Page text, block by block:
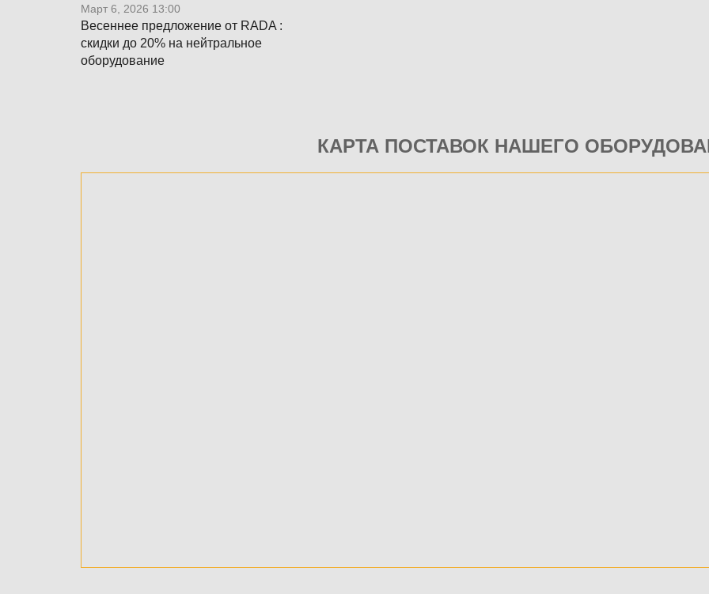
Март 6, 2026 13:00
Весеннее предложение от RADA :
скидки до 20% на нейтральное
оборудование
КАРТА ПОСТАВОК НАШЕГО